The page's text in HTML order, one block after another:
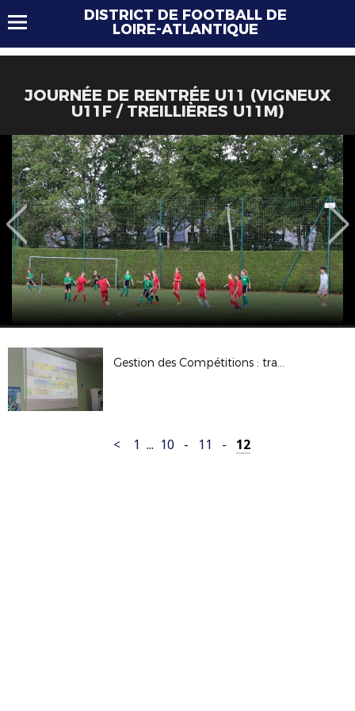
DISTRICT DE FOOTBALL DE
LOIRE-ATLANTIQUE
JOURNÉE DE RENTRÉE U11 (VIGNEUX
U11F / TREILLIÈRES U11M)
Gestion des Compétitions : travaux de la commission
< 1 ... 10 - 11 - 12